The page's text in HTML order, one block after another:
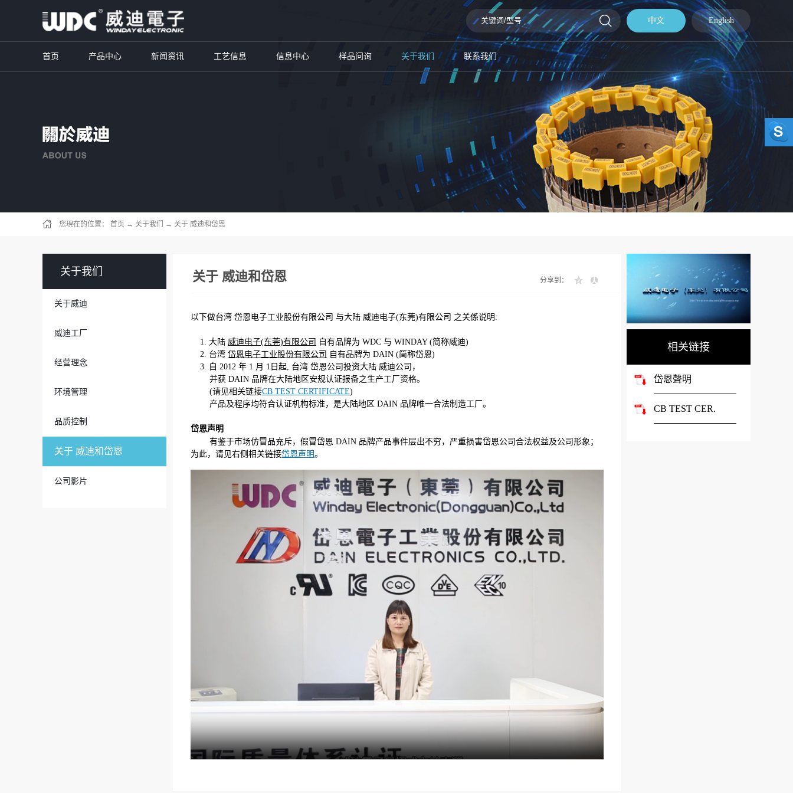
中文 English
首页 产品中心 新闻资讯 工艺信息 信息中心 样品问询 关于我们 联系我们
您現在的位置： 首页 → 关于我们 → 关于 威迪和岱恩
关于我们
关于威迪
威迪工厂
经营理念
环境管理
品质控制
关于 威迪和岱恩
公司影片
关于 威迪和岱恩 分享到：
以下做台湾 岱恩电子工业股份有限公司 与大陆 威迪电子(东莞)有限公司 之关係说明:
1. 大陆 威迪电子(东莞)有限公司
自有品牌为 WDC 与 WINDAY (简称威迪)
2. 台湾 岱恩电子工业股份有限公司
自有品牌为 DAIN (简称岱恩)
3. 自 2012 年 1 月 1日起, 台湾 岱恩公司投资大陆 威迪公司，
并获 DAIN 品牌在大陆地区安规认证报备之生产工厂资格。
(请见相关链接CB TEST CERTIFICATE)
产品及程序均符合认证机构标准，是大陆地区 DAIN 品牌唯一合法制造工厂。
岱恩声明
有鉴于市场仿冒品充斥，假冒岱恩 DAIN 品牌产品事件层出不穷，严重损害岱恩公司合法权益及公司形象；
为此，请见右侧相关链接岱恩声明。
相关链接
岱恩聲明
CB TEST CER.